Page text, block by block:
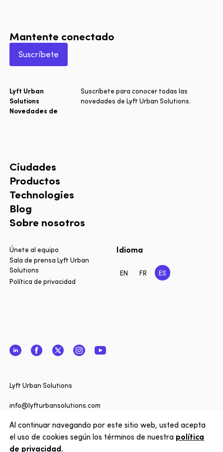
Al continuar navegando por este sitio web, usted acepta
el uso de cookies según los términos de nuestra política
de privacidad.
nuestro
Mantente conectado
Suscríbete
Lyft Urban
Solutions
Novedades de
Suscríbete para conocer todas las
novedades de Lyft Urban Solutions.
Ciudades
Productos
Technologies
Blog
Sobre nosotros
Únete al equipo
Sala de prensa Lyft Urban
Solutions
Política de privacidad
Idioma
EN FR ES
LinkedInFacebookTwitterInstagramYouTube
Lyft Urban Solutions
info@lyfturbansolutions.com
Ver dirección